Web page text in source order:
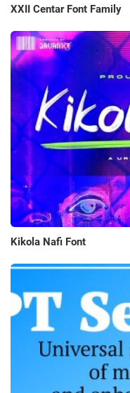
XXII Centar Font Family
Kikola Nafi Font